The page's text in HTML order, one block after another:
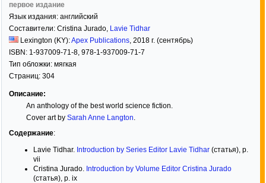
первое издание
Язык издания: английский
Составители: Cristina Jurado, Lavie Tidhar
Lexington (KY):Apex Publications, 2018 г. (сентябрь)
ISBN: 1-937009-71-8, 978-1-937009-71-7
Тип обложки: мягкая
Страниц: 304
Описание:
An anthology of the best world science fiction.
Cover art by Sarah Anne Langton.
Содержание:
Lavie Tidhar. Introduction by Series Editor Lavie Tidhar (статья), p.
vii
Cristina Jurado. Introduction by Volume Editor Cristina Jurado
(статья), p. ix